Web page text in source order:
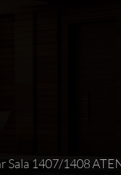
Sala 1407/1408